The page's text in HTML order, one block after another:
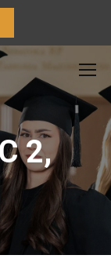
2,